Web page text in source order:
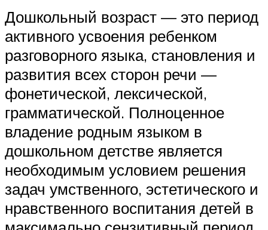
Дошкольный возраст — это период
активного усвоения ребенком
разговорного языка, становления и
развития всех сторон речи —
фонетической, лексической,
грамматической. Полноценное
владение родным языком в
дошкольном детстве является
необходимым условием решения
задач умственного, эстетического и
нравственного воспитания детей в